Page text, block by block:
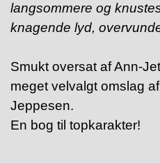
langsommere og
knagende lyd,
Smukt oversat af Ann-
meget velvalgt omslag
Jeppesen.
En bog til topkarakter!